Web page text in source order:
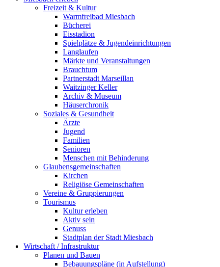
Freizeit & Kultur
Warmfreibad Miesbach
Bücherei
Eisstadion
Spielplätze & Jugendeinrichtungen
Langlaufen
Märkte und Veranstaltungen
Brauchtum
Partnerstadt Marseillan
Waitzinger Keller
Archiv & Museum
Häuserchronik
Soziales & Gesundheit
Ärzte
Jugend
Familien
Senioren
Menschen mit Behinderung
Glaubensgemeinschaften
Kirchen
Religiöse Gemeinschaften
Vereine & Gruppierungen
Tourismus
Kultur erleben
Aktiv sein
Genuss
Stadtplan der Stadt Miesbach
Wirtschaft / Infrastruktur
Planen und Bauen
Bebauungspläne (in Aufstellung)